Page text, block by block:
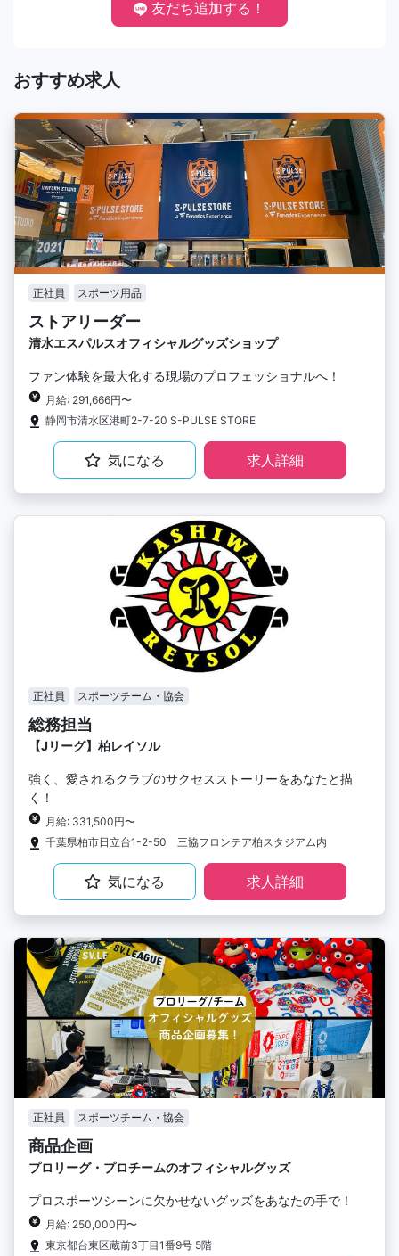
友だち追加する！
おすすめ求人
正社員 スポーツ用品
ストアリーダー
清水エスパルスオフィシャルグッズショップ
ファン体験を最大化する現場のプロフェッショナルへ！
月給: 291,666円〜
静岡市清水区港町2-7-20 S-PULSE STORE
気になる 求人詳細
正社員 スポーツチーム・協会
総務担当
【Jリーグ】柏レイソル
強く、愛されるクラブのサクセスストーリーをあなたと描
く！
月給: 331,500円〜
千葉県柏市日立台1-2-50 三協フロンテア柏スタジアム内
気になる 求人詳細
正社員 スポーツチーム・協会
商品企画
プロリーグ・プロチームのオフィシャルグッズ
プロスポーツシーンに欠かせないグッズをあなたの手で！
月給: 250,000円〜
東京都台東区蔵前3丁目1番9号 5階